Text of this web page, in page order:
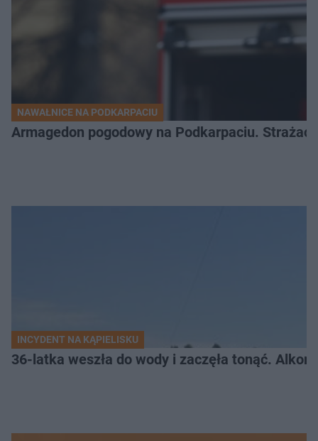
NAWAŁNICE NA PODKARPACIU
Armagedon pogodowy na Podkarpaciu.
INCYDENT NA KĄPIELISKU
36-latka weszła do wody i zaczęła tonąć.